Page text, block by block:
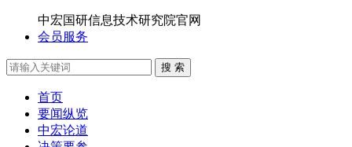
中宏国研信息技术研究院官网
会员服务
搜 索
首页
要闻纵览
中宏论道